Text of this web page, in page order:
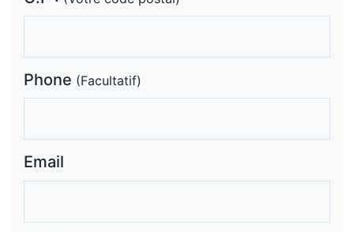
Phone (Facultatif)
Email